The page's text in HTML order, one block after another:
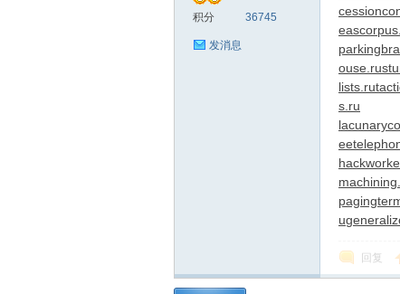
积分 36745
发消息
ouse.ru
lists.ru
s.ru
u
回复